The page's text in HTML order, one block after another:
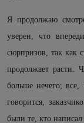
Я продолжаю
уверен, что
сюрпризов, так как
продолжает расти.
больше нечего;
говорится,
были те, кто написал